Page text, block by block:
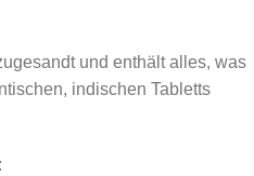
und enthält alles, was
indischen Tabletts